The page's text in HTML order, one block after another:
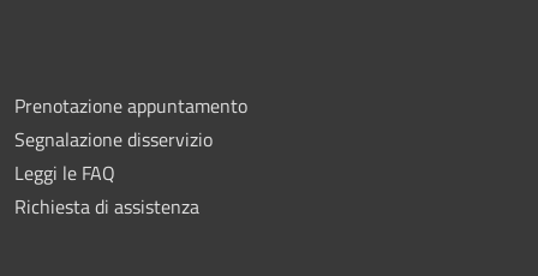
Prenotazione appuntamento
Segnalazione disservizio
Leggi le FAQ
Richiesta di assistenza